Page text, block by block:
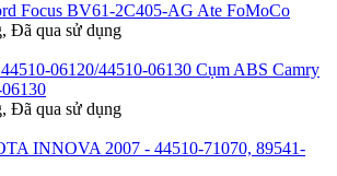
Focus BV61-2C405-AG Ate FoMoCo
Đã qua sử dụng
Cụm ABS Camry
Đã qua sử dụng